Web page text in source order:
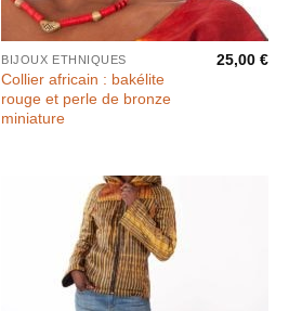
BIJOUX ETHNIQUES
Collier africain : bakélite
rouge et perle de bronze
miniature
25,00 €